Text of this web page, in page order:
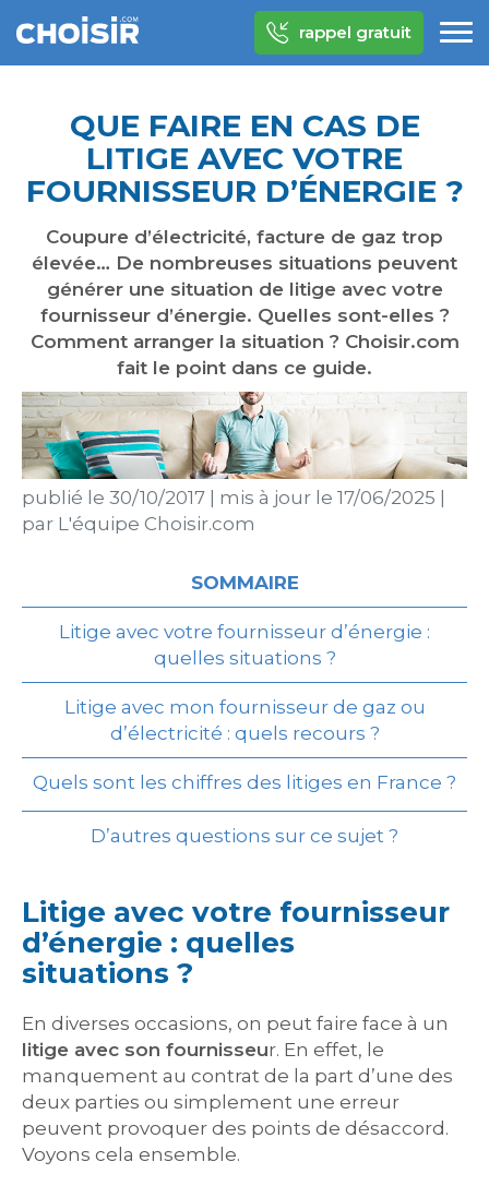
rappel gratuit
QUE FAIRE EN CAS DE
LITIGE AVEC VOTRE
FOURNISSEUR D’ÉNERGIE ?
Coupure d’électricité, facture de gaz trop
élevée… De nombreuses situations peuvent
générer une situation de litige avec votre
fournisseur d’énergie. Quelles sont-elles ?
Comment arranger la situation ? Choisir.com
fait le point dans ce guide.
publié le 30/10/2017 mis à jour le 17/06/2025
par L'équipe Choisir.com
SOMMAIRE
Litige avec votre fournisseur d’énergie :
quelles situations ?
Litige avec mon fournisseur de gaz ou
d’électricité : quels recours ?
Quels sont les chiffres des litiges en France ?
D’autres questions sur ce sujet ?
Litige avec votre fournisseur
d’énergie : quelles
situations ?
En diverses occasions, on peut faire face à un
litige avec son fournisseur. En effet, le
manquement au contrat de la part d’une des
deux parties ou simplement une erreur
peuvent provoquer des points de désaccord.
Voyons cela ensemble.